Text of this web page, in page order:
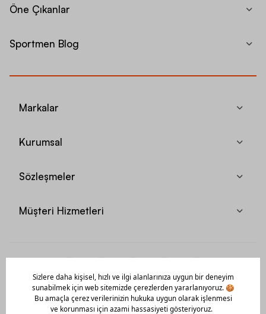
Öne Çıkanlar
Sportmen Blog
Markalar
Kurumsal
Sözleşmeler
Müşteri Hizmetleri